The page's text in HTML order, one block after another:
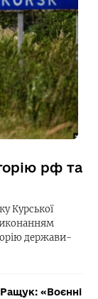
рф та
Курської
держави-
«Воєнні